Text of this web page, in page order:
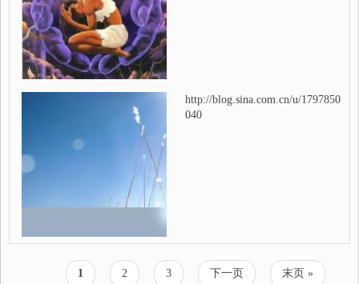
http://blog.sina.com.cn/u/1797850
040
当
1
页
2
页
3
下
下一页
末
末页 »